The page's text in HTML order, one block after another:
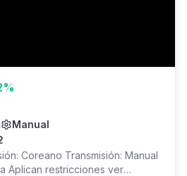
%
Manual
Coreano Transmisión: Manual
Aplican restricciones ver